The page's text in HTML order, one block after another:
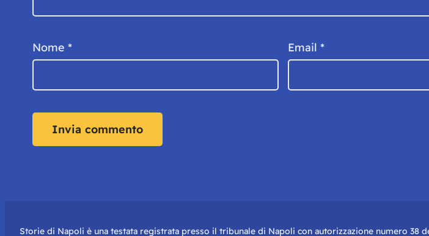
Nome * Email *
Storie di Napoli è una testata registrata presso il tribunale di Napoli con autorizzazione numero 38